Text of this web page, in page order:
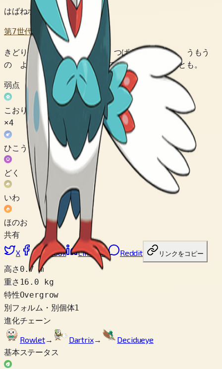
はばねポケモン
第7世代
きどりやで ひまが あれば つばさの ていれ。 うもう
の よごれが きに なりすぎて たたかえないことも。
弱点
こおり
×4
ひこう
どく
いわ
ほのお
共有
X
Facebook LinkedIn Reddit リンクをコピー
高さ 0.7 m
重さ 16.0 kg
特性Overgrow
別フォルム・別個体1
進化チェーン
Rowlet→ Dartrix→
Decidueye
基本ステータス